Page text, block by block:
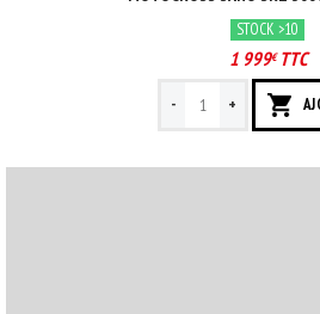
STOCK >10
1 999€TTC
- +